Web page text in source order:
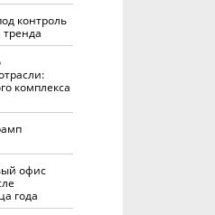
контроль
тренда
комплекса
офис
года